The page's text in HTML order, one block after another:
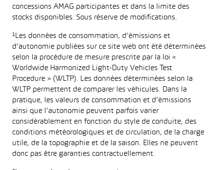
concessions AMAG participantes et dans la limite des
stocks disponibles. Sous réserve de modifications.
¹Les données de consommation, d’émissions et
d’autonomie publiées sur ce site web ont été déterminées
selon la procédure de mesure prescrite par la loi «
Worldwide Harmonized Light-Duty Vehicles Test
Procedure » (WLTP). Les données déterminées selon la
WLTP permettent de comparer les véhicules. Dans la
pratique, les valeurs de consommation et d’émissions
ainsi que l’autonomie peuvent parfois varier
considérablement en fonction du style de conduite, des
conditions météorologiques et de circulation, de la charge
utile, de la topographie et de la saison. Elles ne peuvent
donc pas être garanties contractuellement.